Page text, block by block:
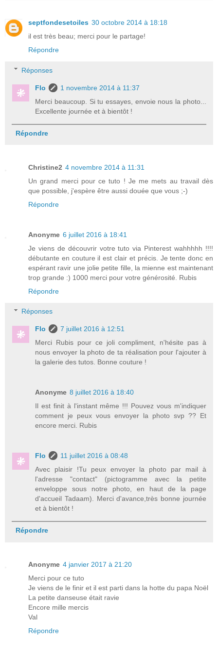
septfondesetoiles 30 octobre 2014 à 18:18
il est très beau; merci pour le partage!
Répondre
Réponses
Flo
1 novembre 2014 à 11:37
Merci beaucoup. Si tu essayes, envoie nous la photo...
Excellente journée et à bientôt !
Répondre
Christine2 4 novembre 2014 à 11:31
Un grand merci pour ce tuto ! Je me mets au travail dès
que possible, j'espère être aussi douée que vous ;-)
Répondre
Anonyme 6 juillet 2016 à 18:41
Je viens de découvrir votre tuto via Pinterest wahhhhh !!!!
débutante en couture il est clair et précis. Je tente donc en
espérant ravir une jolie petite fille, la mienne est maintenant
trop grande :) 1000 merci pour votre générosité. Rubis
Répondre
Réponses
Flo
7 juillet 2016 à 12:51
Merci Rubis pour ce joli compliment, n'hésite pas à
nous envoyer la photo de ta réalisation pour l'ajouter à
la galerie des tutos. Bonne couture !
Anonyme 8 juillet 2016 à 18:40
Il est finit à l'instant même !!! Pouvez vous m'indiquer
comment je peux vous envoyer la photo svp ?? Et
encore merci. Rubis
Flo
11 juillet 2016 à 08:48
Avec plaisir !Tu peux envoyer la photo par mail à
l'adresse "contact" (pictogramme avec la petite
enveloppe sous notre photo, en haut de la page
d'accueil Tadaam). Merci d'avance,très bonne journée
et à bientôt !
Répondre
Anonyme 4 janvier 2017 à 21:20
Merci pour ce tuto
Je viens de le finir et il est parti dans la hotte du papa Noël
La petite danseuse était ravie
Encore mille mercis
Val
Répondre